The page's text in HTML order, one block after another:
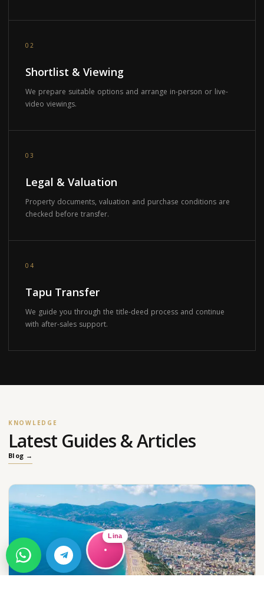
02
Shortlist & Viewing
We prepare suitable options and arrange in-person or live-
video viewings.
03
Legal & Valuation
Property documents, valuation and purchase conditions are
checked before transfer.
04
Tapu Transfer
We guide you through the title-deed process and continue
with after-sales support.
KNOWLEDGE
Latest Guides & Articles
Blog →
Lina